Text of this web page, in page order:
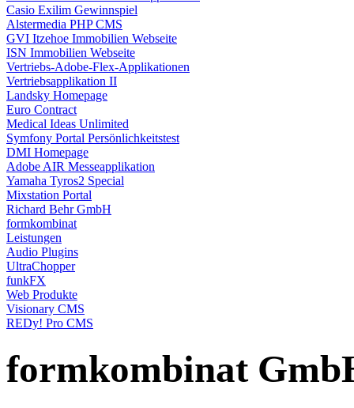
Casio Exilim Gewinnspiel
Alstermedia PHP CMS
GVI Itzehoe Immobilien Webseite
ISN Immobilien Webseite
Vertriebs-Adobe-Flex-Applikationen
Vertriebsapplikation II
Landsky Homepage
Euro Contract
Medical Ideas Unlimited
Symfony Portal Persönlichkeitstest
DMI Homepage
Adobe AIR Messeapplikation
Yamaha Tyros2 Special
Mixstation Portal
Richard Behr GmbH
formkombinat
Leistungen
Audio Plugins
UltraChopper
funkFX
Web Produkte
Visionary CMS
REDy! Pro CMS
formkombinat